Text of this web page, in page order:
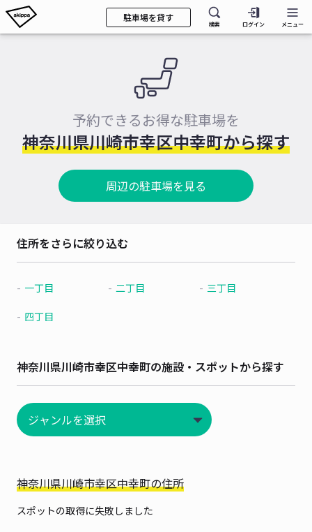
駐車場を貸す
検索 ログイン メニュー
予約できるお得な駐車場を
神奈川県川崎市幸区中幸町から探す
周辺の駐車場を見る
住所をさらに絞り込む
一丁目 二丁目 三丁目
四丁目
神奈川県川崎市幸区中幸町の施設・スポットから探す
神奈川県川崎市幸区中幸町の住所
スポットの取得に失敗しました